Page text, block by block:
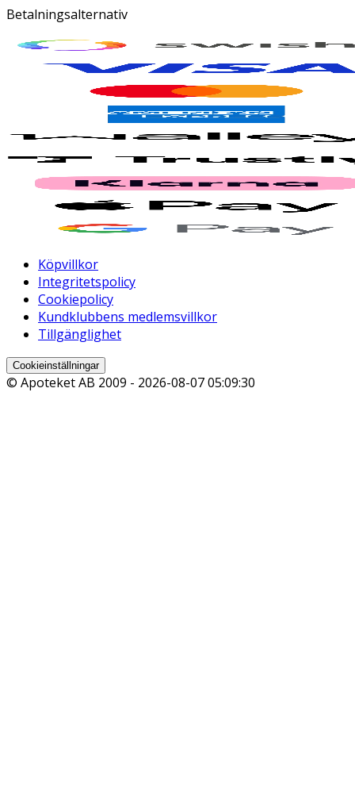
Betalningsalternativ
Köpvillkor
Integritetspolicy
Cookiepolicy
Kundklubbens medlemsvillkor
Tillgänglighet
Cookieinställningar
© Apoteket AB 2009 - 2026-08-07 05:09:30